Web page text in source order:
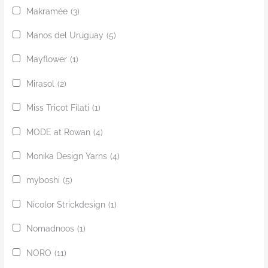
Makramée (3)
Manos del Uruguay (5)
Mayflower (1)
Mirasol (2)
Miss Tricot Filati (1)
MODE at Rowan (4)
Monika Design Yarns (4)
myboshi (5)
Nicolor Strickdesign (1)
Nomadnoos (1)
NORO (11)